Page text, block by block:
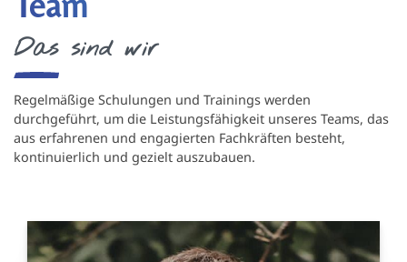
Das sind wir
Regelmäßige Schulungen und Trainings werden
durchgeführt, um die Leistungsfähigkeit unseres Teams, das
aus erfahrenen und engagierten Fachkräften besteht,
kontinuierlich und gezielt auszubauen.